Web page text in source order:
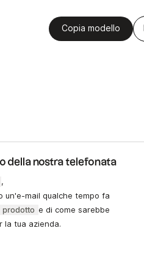
Copia modello
della nostra telefonata
,
un'e-mail qualche tempo fa
prodotto e di come sarebbe
la tua azienda.